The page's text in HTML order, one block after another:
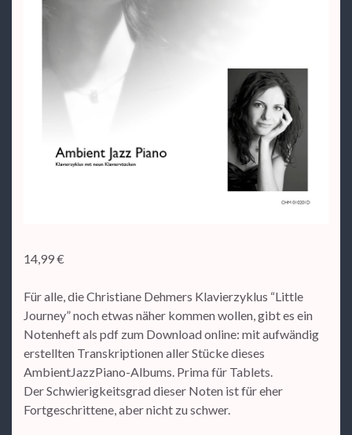
14,99€
Für alle, die Christiane Dehmers Klavierzyklus “Little
Journey” noch etwas näher kommen wollen, gibt es ein
Notenheft als pdf zum Download online: mit aufwändig
erstellten Transkriptionen aller Stücke dieses
AmbientJazzPiano-Albums. Prima für Tablets.
Der Schwierigkeitsgrad dieser Noten ist für eher
Fortgeschrittene, aber nicht zu schwer.